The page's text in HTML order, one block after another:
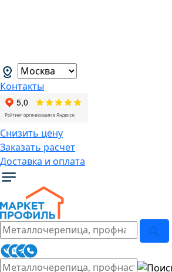
Контакты
Снизить цену
Заказать расчет
Доставка и оплата